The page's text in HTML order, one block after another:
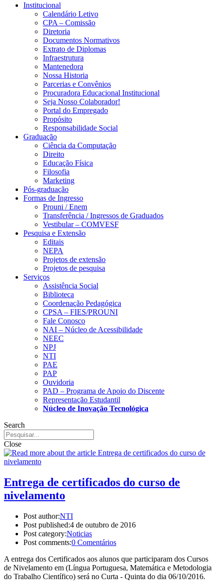
Institucional
Calendário Letivo
CPA – Comissão
Diretoria
Documentos Normativos
Extrato de Diplomas
Infraestrutura
Mantenedora
Nossa Historia
Parcerias e Convênios
Procuradora Educacional Institucional
Seja Nosso Colaborador!
Portal do Empregado
Propósito
Responsabilidade Social
Graduação
Ciência da Computação
Direito
Educação Física
Filosofia
Marketing
Pós-graduação
Formas de Ingresso
Prouni / Enem
Transferência / Ingressos de Graduados
Vestibular – COMVESF
Pesquisa e Extensão
Editais
NEPA
Projetos de extensão
Projetos de pesquisa
Serviços
Assistência Social
Biblioteca
Coordenação Pedagógica
CPSA – FIES/PROUNI
Fale Conosco
NAI – Núcleo de Acessibilidade
NEEC
NPJ
NTI
PAE
PAP
Ouvidoria
PAD – Programa de Apoio do Discente
Representação Estudantil
Núcleo de Inovação Tecnológica
Search
Close
Entrega de certificados do curso de
nivelamento
Post author:NTI
Post published:4 de outubro de 2016
Post category:Noticias
Post comments:0 Comentários
A entrega dos Certificados aos alunos que participaram dos Cursos
de Nivelamento em (Língua Portuguesa, Matemática e Metodologia
do Trabalho Científico) será no Curta - Quinta do dia 06/10/2016.